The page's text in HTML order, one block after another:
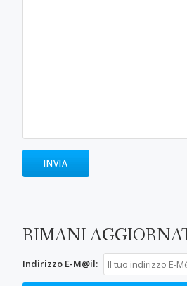
RIMANI
Indirizzo E-M@il: